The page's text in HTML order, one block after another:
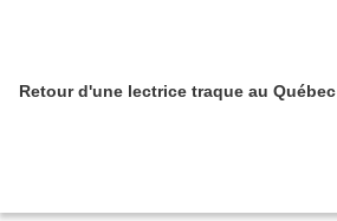
Retour d'une lectrice traque au Québec